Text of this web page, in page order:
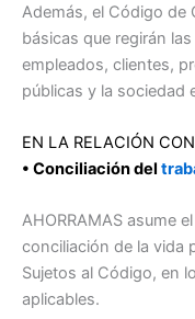
Además, el Código de
básicas que regirán
empleados, clientes,
públicas y la sociedad
EN LA RELACIÓN
• Conciliación del
AHORRAMAS asume
conciliación de la vida
Sujetos al Código, en
aplicables.